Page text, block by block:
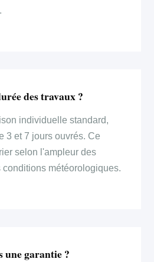
des travaux ?
individuelle standard,
3 et 7 jours ouvrés. Ce
selon l'ampleur des
conditions météorologiques.
une garantie ?